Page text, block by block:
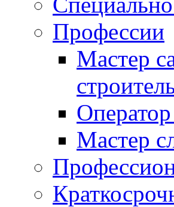
Профессии
Мастер
Мастер